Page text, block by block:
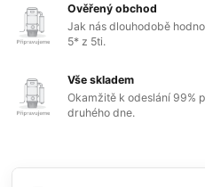
Ověřený obchod
Jak nás dlouhodobě
5* z 5ti.
Vše skladem
Okamžitě k odeslání 99%
druhého dne.